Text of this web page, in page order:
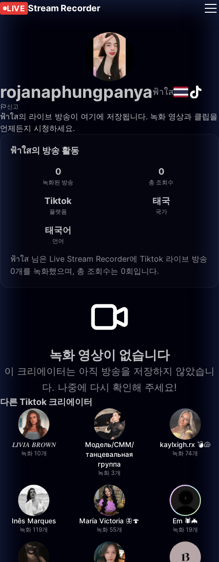
LIVE Stream Recorder
rojanaphungpanyaฟ้าใส
신고
ฟ้าใส의 라이브 방송이 여기에 저장됩니다. 녹화 영상과 클립을
언제든지 시청하세요.
ฟ้าใส의 방송 활동
0
녹화된 방송
0
총 조회수
Tiktok
플랫폼
태국
국가
태국어
언어
ฟ้าใส 님은 Live Stream Recorder에 Tiktok 라이브 방송
0개를 녹화했으며, 총 조회수는 0회입니다.
녹화 영상이 없습니다
이 크리에이터는 아직 방송을 저장하지 않았습니
다. 나중에 다시 확인해 주세요!
다른 Tiktok 크리에이터
𝐿𝐼𝑉𝐼𝐴 𝐵𝑅𝑂𝑊𝑁
녹화 10개
Модель/СММ/
танцевальная
группа
녹화 3개
kaylxigh.rx 💣🐚
녹화 74개
Inês Marques
녹화 119개
María Victoria 🦋🍄
녹화 55개
Em 🕷️🦇
녹화 19개